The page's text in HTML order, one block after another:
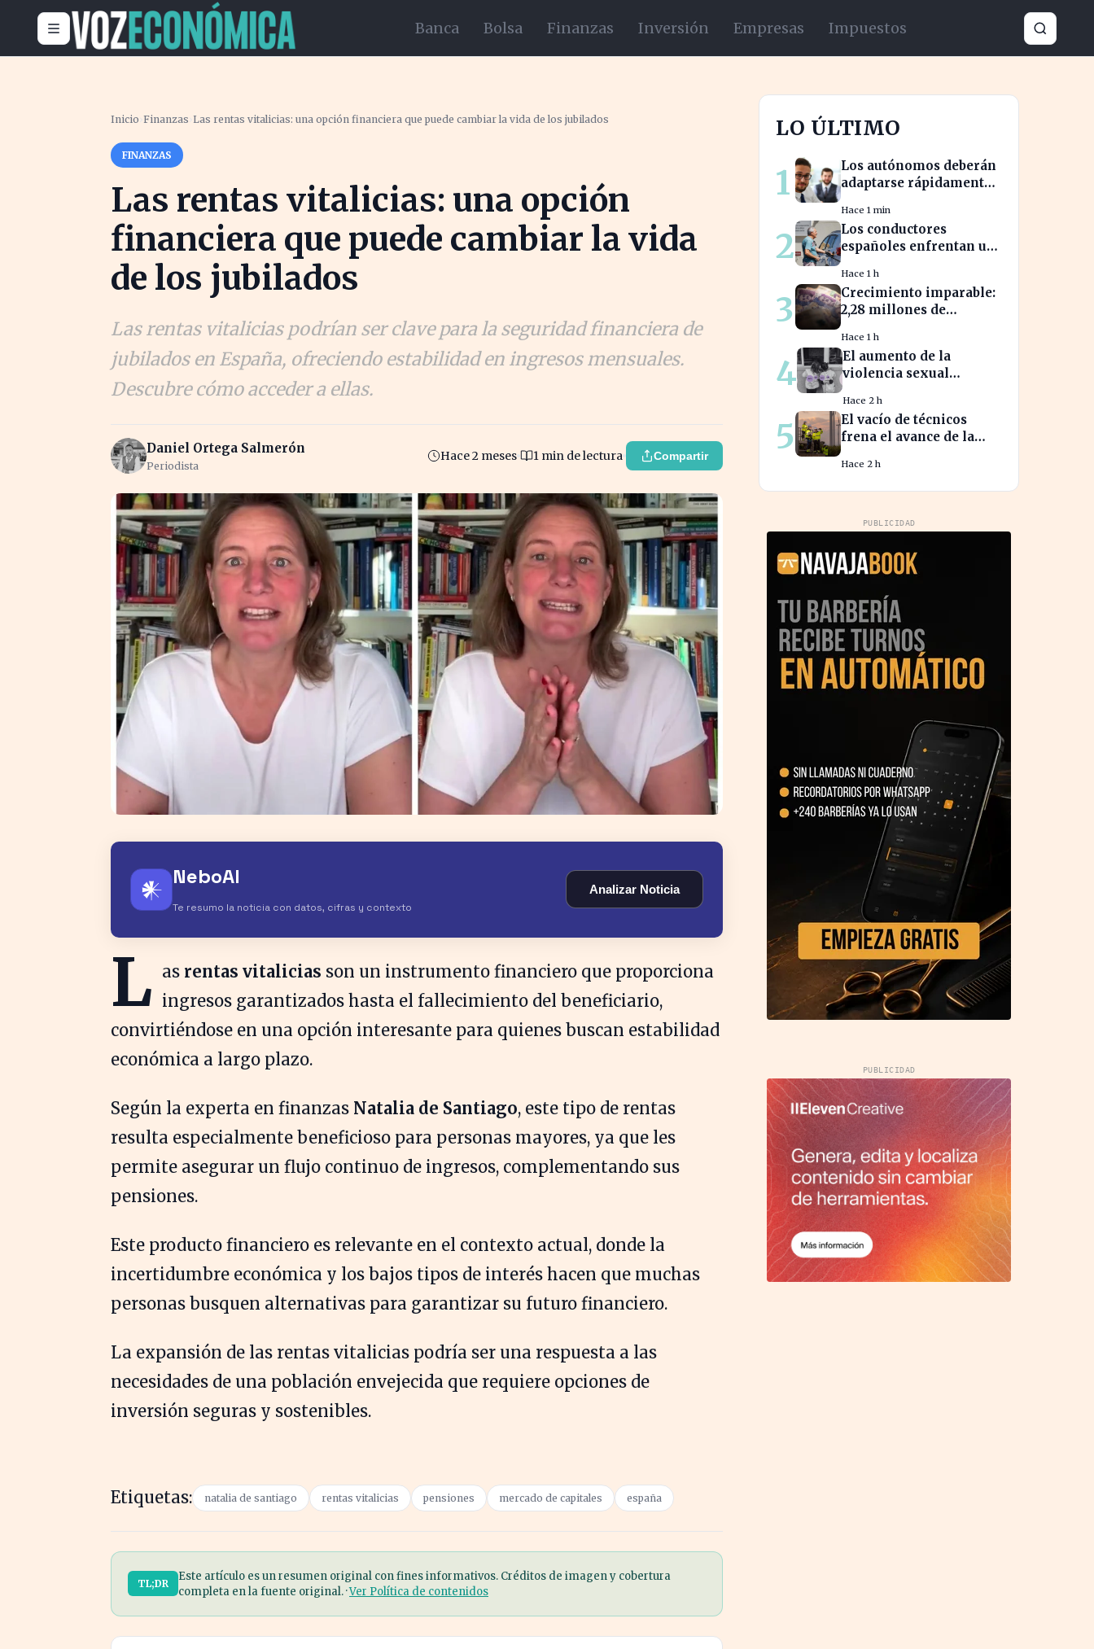
Banca Bolsa Finanzas Inversión Empresas Impuestos
Inicio ›Finanzas ›Las rentas vitalicias: una opción financiera que puede cambiar la vida de los jubilados
FINANZAS
Las rentas vitalicias: una opción
financiera que puede cambiar la vida
de los jubilados
Las rentas vitalicias podrían ser clave para la seguridad financiera de
jubilados en España, ofreciendo estabilidad en ingresos mensuales.
Descubre cómo acceder a ellas.
Daniel Ortega Salmerón
Periodista
Hace 2 meses 1 min de lectura Compartir
𒀭 NeboAI
Te resumo la noticia con datos, cifras y contexto
Analizar Noticia
L as rentas vitalicias son un instrumento financiero que proporciona
ingresos garantizados hasta el fallecimiento del beneficiario,
convirtiéndose en una opción interesante para quienes buscan estabilidad
económica a largo plazo.
Según la experta en finanzas Natalia de Santiago, este tipo de rentas
resulta especialmente beneficioso para personas mayores, ya que les
permite asegurar un flujo continuo de ingresos, complementando sus
pensiones.
Este producto financiero es relevante en el contexto actual, donde la
incertidumbre económica y los bajos tipos de interés hacen que muchas
personas busquen alternativas para garantizar su futuro financiero.
La expansión de las rentas vitalicias podría ser una respuesta a las
necesidades de una población envejecida que requiere opciones de
inversión seguras y sostenibles.
Etiquetas: natalia de santiago rentas vitalicias pensiones mercado de capitales españa
TL;DR
Este artículo es un resumen original con fines informativos. Créditos de imagen y cobertura
completa en la fuente original. ·Ver Política de contenidos
LO ÚLTIMO
1
Los autónomos deberán
adaptarse rápidamente
beneficios en sus
nóminas
Hace 1 min
2
Los conductores
españoles enfrentan un
precios de gasolina
desde marzo
Hace 1 h
3
Crecimiento imparable:
2,28 millones de
en fondos fiduciarios de
$123,7 billones
Hace 1 h
4
El aumento de la
violencia sexual
vulnerabilidad del
hogar familiar
Hace 2 h
5
El vacío de técnicos
frena el avance de la
España y su futuro
incierto
Hace 2 h
PUBLICIDAD
PUBLICIDAD